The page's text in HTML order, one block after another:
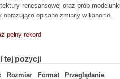
renesansowej oraz prób
obrazujące opisane zmiany w kanonie.
pełny rekord
tej pozycji
Rozmiar Format
Przeglądanie